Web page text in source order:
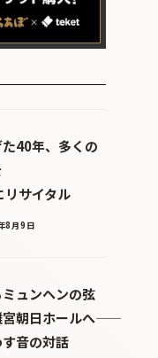
40年、多くの
サイタル
8月9日
ュンヘンの弦
朝日ホールへ――
音の対話